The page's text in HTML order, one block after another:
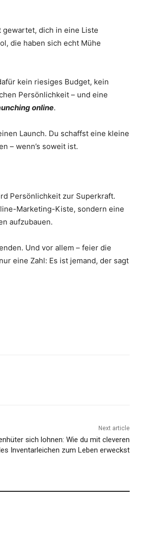
dich in eine Liste
die haben sich echt Mühe
kein riesiges Budget, kein
Persönlichkeit – und eine
online.
Launch. Du schaffst eine kleine
– wenn’s soweit ist.
Persönlichkeit zur Superkraft.
Marketing-Kiste, sondern eine
aufzubauen.
Und vor allem – feier die
eine Zahl: Es ist jemand, der sagt
Next article
sich lohnen: Wie du mit cleveren
Inventarleichen zum Leben erweckst